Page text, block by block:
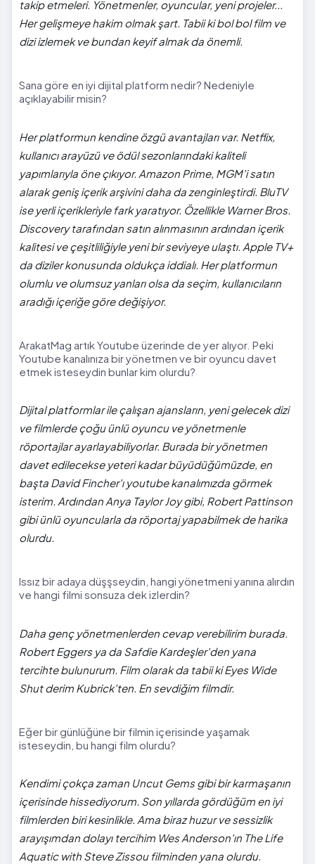
takip etmeleri. Yönetmenler, oyuncular, yeni projeler...
Her gelişmeye hakim olmak şart. Tabii ki bol bol film ve
dizi izlemek ve bundan keyif almak da önemli.
Sana göre en iyi dijital platform nedir? Nedeniyle
açıklayabilir misin?
Her platformun kendine özgü avantajları var. Netflix,
kullanıcı arayüzü ve ödül sezonlarındaki kaliteli
yapımlarıyla öne çıkıyor. Amazon Prime, MGM'i satın
alarak geniş içerik arşivini daha da zenginleştirdi. BluTV
ise yerli içerikleriyle fark yaratıyor. Özellikle Warner Bros.
Discovery tarafından satın alınmasının ardından içerik
kalitesi ve çeşitliliğiyle yeni bir seviyeye ulaştı. Apple TV+
da diziler konusunda oldukça iddialı. Her platformun
olumlu ve olumsuz yanları olsa da seçim, kullanıcıların
aradığı içeriğe göre değişiyor.
ArakatMag artık Youtube üzerinde de yer alıyor. Peki
Youtube kanalınıza bir yönetmen ve bir oyuncu davet
etmek isteseydin bunlar kim olurdu?
Dijital platformlar ile çalışan ajansların, yeni gelecek dizi
ve filmlerde çoğu ünlü oyuncu ve yönetmenle
röportajlar ayarlayabiliyorlar. Burada bir yönetmen
davet edilecekse yeteri kadar büyüdüğümüzde, en
başta David Fincher'ı youtube kanalımızda görmek
isterim. Ardından Anya Taylor Joy gibi, Robert Pattinson
gibi ünlü oyuncularla da röportaj yapabilmek de harika
olurdu.
Issız bir adaya düşşseydin, hangi yönetmeni yanına alırdın
ve hangi filmi sonsuza dek izlerdin?
Daha genç yönetmenlerden cevap verebilirim burada.
Robert Eggers ya da Safdie Kardeşler'den yana
tercihte bulunurum. Film olarak da tabii ki Eyes Wide
Shut derim Kubrick'ten. En sevdiğim filmdir.
Eğer bir günlüğüne bir filmin içerisinde yaşamak
isteseydin, bu hangi film olurdu?
Kendimi çokça zaman Uncut Gems gibi bir karmaşanın
içerisinde hissediyorum. Son yıllarda gördüğüm en iyi
filmlerden biri kesinlikle. Ama biraz huzur ve sessizlik
arayışımdan dolayı tercihim Wes Anderson'ın The Life
Aquatic with Steve Zissou filminden yana olurdu.